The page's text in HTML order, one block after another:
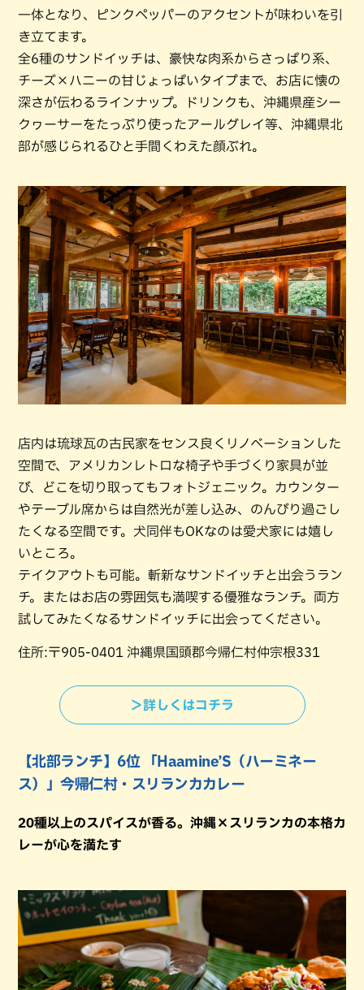
一体となり、ピンクペッパーのアクセントが味わいを引
き立てます。
全6種のサンドイッチは、豪快な肉系からさっぱり系、
チーズ×ハニーの甘じょっぱいタイプまで、お店に懐の
深さが伝わるラインナップ。ドリンクも、沖縄県産シー
クヮーサーをたっぷり使ったアールグレイ等、沖縄県北
部が感じられるひと手間くわえた顔ぶれ。
店内は琉球瓦の古民家をセンス良くリノベーションした
空間で、アメリカンレトロな椅子や手づくり家具が並
び、どこを切り取ってもフォトジェニック。カウンター
やテーブル席からは自然光が差し込み、のんびり過ごし
たくなる空間です。犬同伴もOKなのは愛犬家には嬉し
いところ。
テイクアウトも可能。斬新なサンドイッチと出会うラン
チ。またはお店の雰囲気も満喫する優雅なランチ。両方
試してみたくなるサンドイッチに出会ってください。
住所:〒905-0401 沖縄県国頭郡今帰仁村仲宗根331
＞詳しくはコチラ
【北部ランチ】6位 「Haamine’S（ハーミネー
ス）」今帰仁村・スリランカカレー
20種以上のスパイスが香る。沖縄×スリランカの本格カ
レーが心を満たす